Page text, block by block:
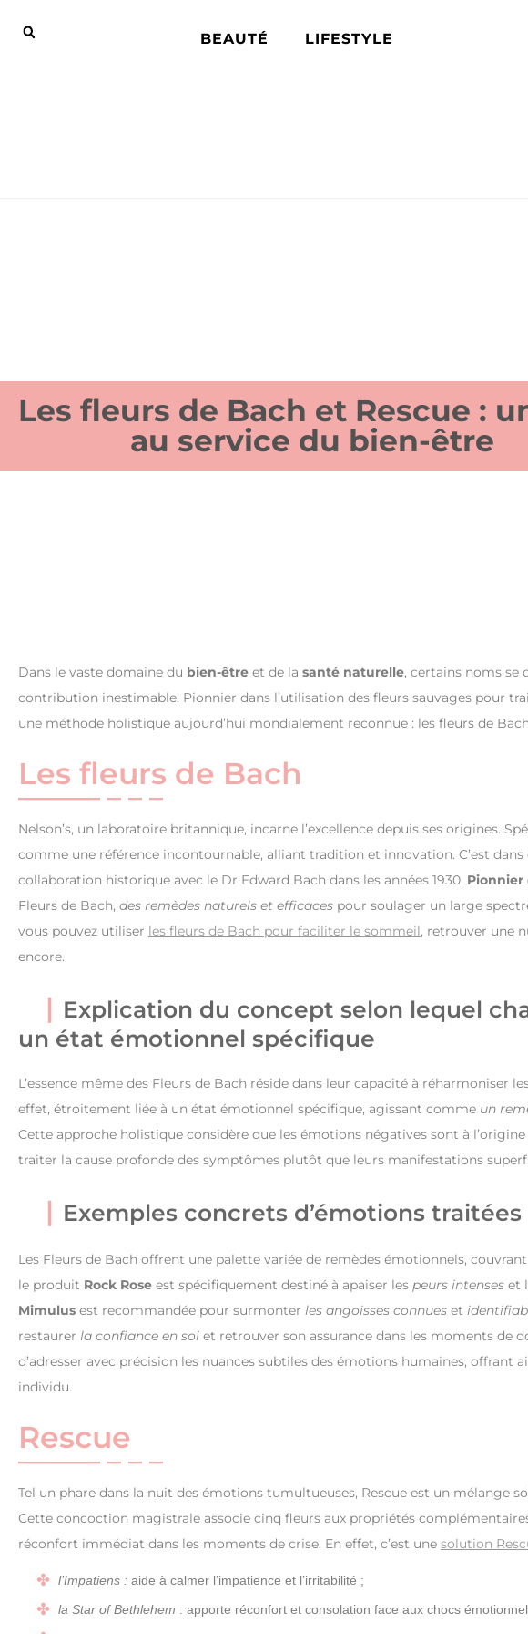
BEAUTÉ LIFESTYLE
Les fleurs de Bach et Rescue :
au service du bien-être
Dans le vaste domaine du bien-être et de la santé naturelle, certains noms se
contribution inestimable. Pionnier dans l’utilisation des fleurs sauvages pour
une méthode holistique aujourd’hui mondialement reconnue : les fleurs de
Les fleurs de Bach
Nelson’s, un laboratoire britannique, incarne l’excellence depuis ses origines.
comme une référence incontournable, alliant tradition et innovation. C’est
collaboration historique avec le Dr Edward Bach dans les années 1930.
Fleurs de Bach, des remèdes naturels et efficaces pour soulager un large
vous pouvez utiliser les fleurs de Bach pour faciliter le sommeil, retrouver une
encore.
Explication du concept selon lequel
un état émotionnel spécifique
L’essence même des Fleurs de Bach réside dans leur capacité à réharmoniser
effet, étroitement liée à un état émotionnel spécifique, agissant comme un
Cette approche holistique considère que les émotions négatives sont à
traiter la cause profonde des symptômes plutôt que leurs manifestations
Exemples concrets d’émotions
Les Fleurs de Bach offrent une palette variée de remèdes émotionnels,
le produit Rock Rose est spécifiquement destiné à apaiser les peurs intenses et
Mimulus est recommandée pour surmonter les angoisses connues et
restaurer la confiance en soi et retrouver son assurance dans les moments de
d’adresser avec précision les nuances subtiles des émotions humaines, offrant
individu.
Rescue
Tel un phare dans la nuit des émotions tumultueuses, Rescue est un mélange
Cette concoction magistrale associe cinq fleurs aux propriétés
réconfort immédiat dans les moments de crise. En effet, c’est une solution
l’Impatiens : aide à calmer l’impatience et l’irritabilité ;
la Star of Bethlehem : apporte réconfort et consolation face aux chocs